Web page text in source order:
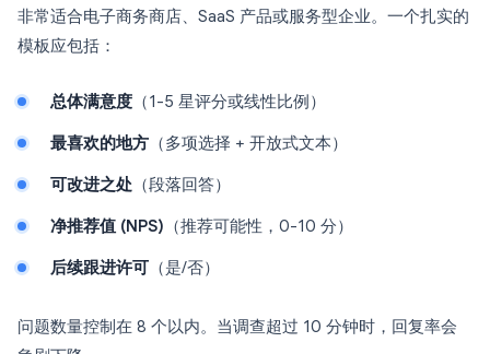
非常适合电子商务商店、SaaS 产品或服务型企业。一个扎实的
模板应包括：
总体满意度 （1-5 星评分或线性比例）
最喜欢的地方 （多项选择 + 开放式文本）
可改进之处 （段落回答）
净推荐值 (NPS) （推荐可能性，0-10 分）
后续跟进许可 （是/否）
问题数量控制在 8 个以内。当调查超过 10 分钟时，回复率会